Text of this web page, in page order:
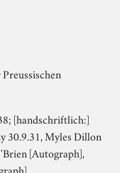
[handschriftlich:]
30.9.31, Myles Dillon
[Autograph],